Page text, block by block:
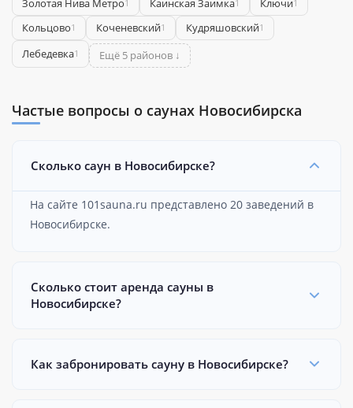
Золотая Нива Метро1 Каинская Заимка1 Ключи1
Кольцово1 Коченевский1 Кудряшовский1
Лебедевка1 Ещё 5 районов ↓
Частые вопросы о саунах Новосибирска
Сколько саун в Новосибирске?
На сайте 101sauna.ru представлено 20 заведений в
Новосибирске.
Сколько стоит аренда сауны в
Новосибирске?
Как забронировать сауну в Новосибирске?